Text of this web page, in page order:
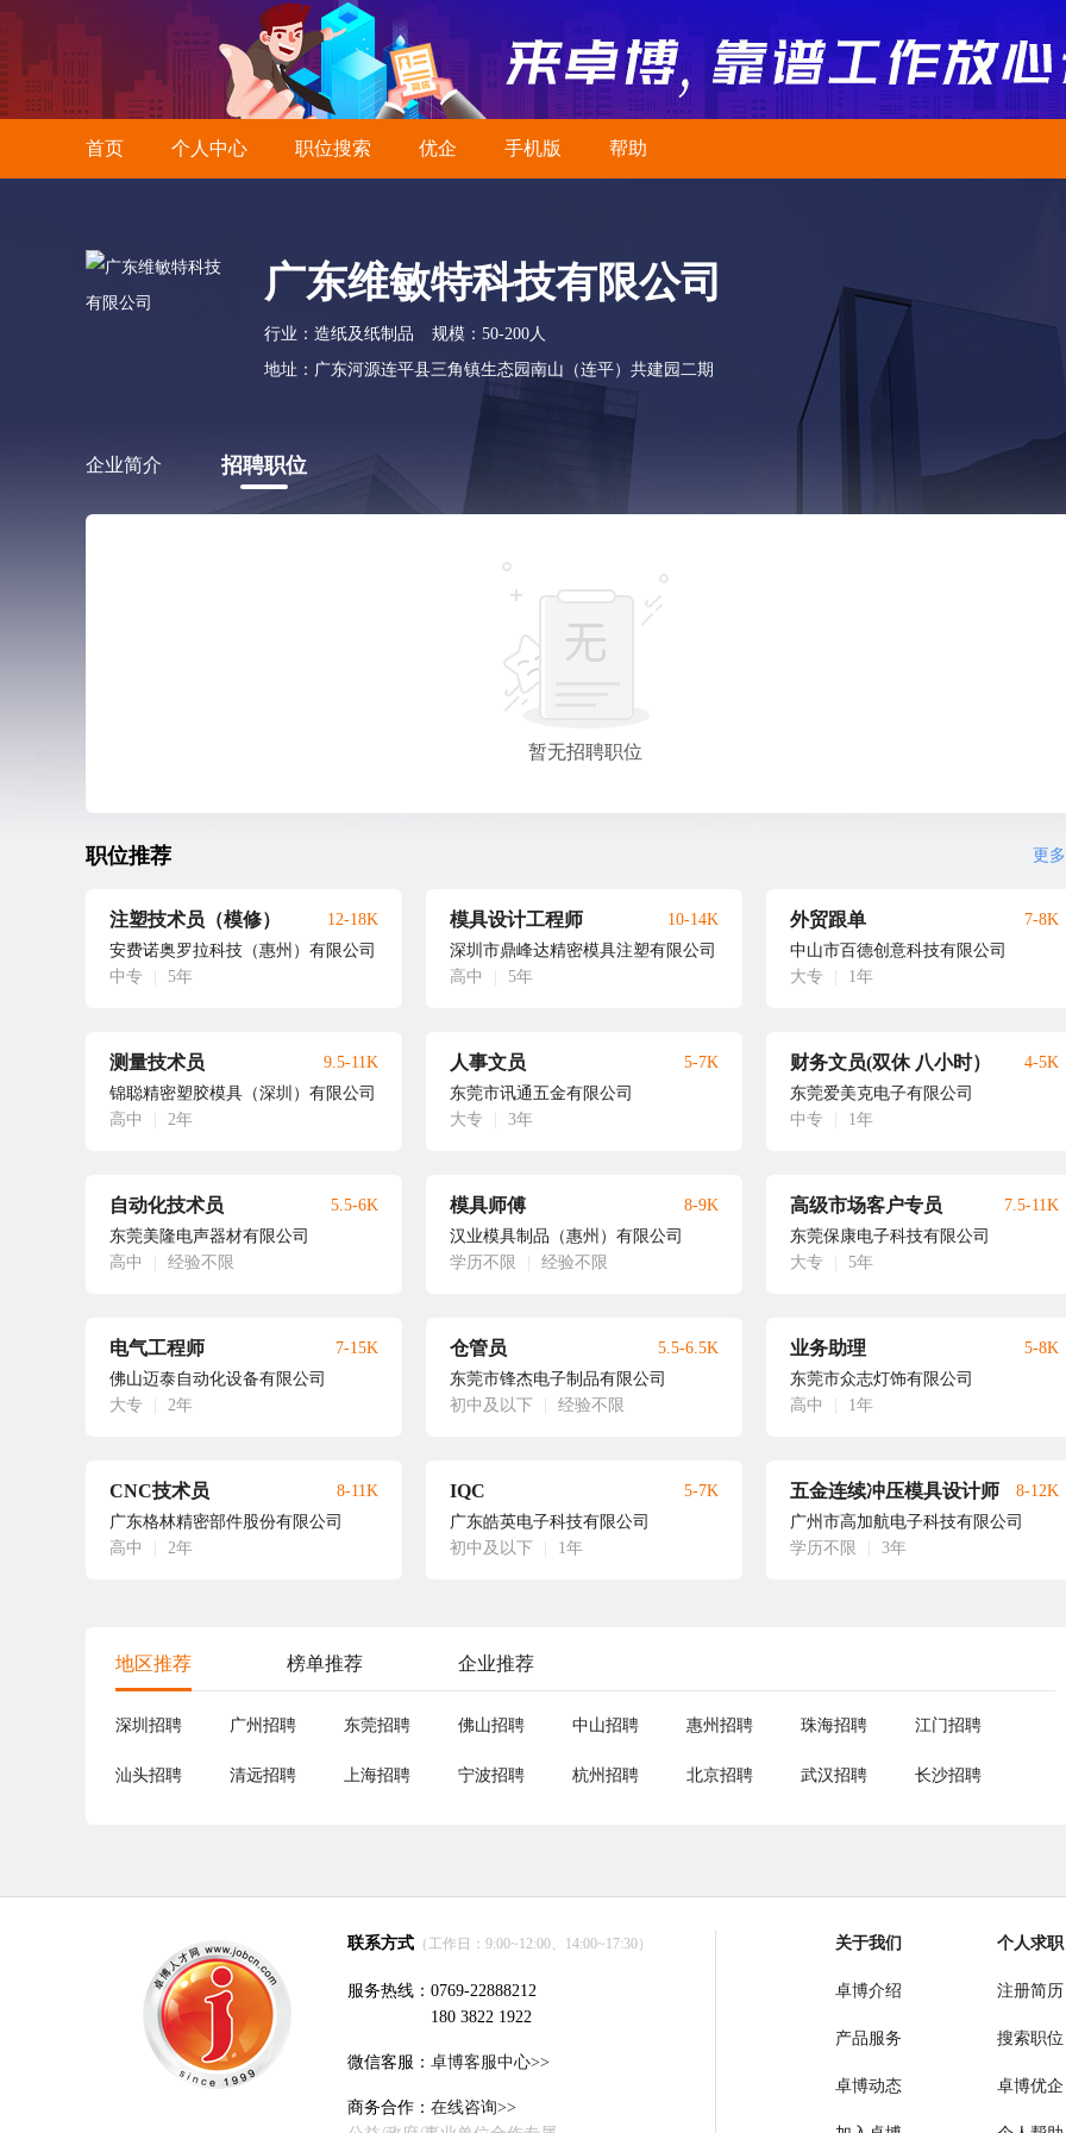
首页 个人中心 职位搜索 优企 手机版 帮助
广东维敏特科技有限公司
行业：造纸及纸制品
规模：50-200人
地址：广东河源连平县三角镇生态园南山（连平）共建园二期
企业简介 招聘职位
暂无招聘职位
职位推荐 更
注塑技术员（模修）
安费诺奥罗拉科技（惠州）有限公司
中专
5年
12-18K 模具设计工程师
深圳市鼎峰达精密模具注塑有限公司
高中
5年
10-14K 外贸跟单
中山市百德创意科技有限公司
大专
1年
7-8K
测量技术员
锦聪精密塑胶模具（深圳）有限公司
高中
2年
9.5-11K 人事文员
东莞市讯通五金有限公司
大专
3年
5-7K 财务文员(双休 八小时）
东莞爱美克电子有限公司
中专
1年
4-5K
自动化技术员
东莞美隆电声器材有限公司
高中
经验不限
5.5-6K 模具师傅
汉业模具制品（惠州）有限公司
学历不限
经验不限
8-9K 高级市场客户专员
东莞保康电子科技有限公司
大专
5年
7.5-11K
电气工程师
佛山迈泰自动化设备有限公司
大专
2年
7-15K 仓管员
东莞市锋杰电子制品有限公司
初中及以下
经验不限
5.5-6.5K 业务助理
东莞市众志灯饰有限公司
高中
1年
5-8K
CNC技术员
广东格林精密部件股份有限公司
高中
2年
8-11K IQC
广东皓英电子科技有限公司
初中及以下
1年
5-7K 五金连续冲压模具设计师
广州市高加航电子科技有限公司
学历不限
3年
8-12K
地区推荐 榜单推荐 企业推荐
深圳招聘 广州招聘 东莞招聘 佛山招聘 中山招聘 惠州招聘 珠海招聘 江门招聘
汕头招聘 清远招聘 上海招聘 宁波招聘 杭州招聘 北京招聘 武汉招聘 长沙招聘
联系方式 （工作日：9:00~12:00、14:00~17:30）
服务热线：0769-22888212
180 3822 1922
微信客服： 卓博客服中心>>
商务合作： 在线咨询>>
关于我们
卓博介绍
产品服务
卓博动态
个人求职
注册简历
搜索职位
卓博优企